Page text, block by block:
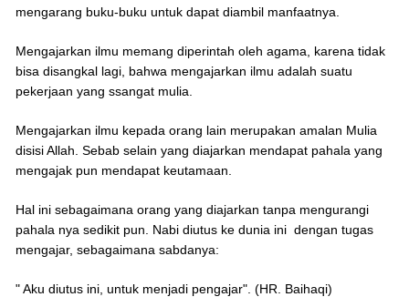
mengarang buku-buku untuk dapat diambil manfaatnya.
Mengajarkan ilmu memang diperintah oleh agama, karena tidak
bisa disangkal lagi, bahwa mengajarkan ilmu adalah suatu
pekerjaan yang ssangat mulia.
Mengajarkan ilmu kepada orang lain merupakan amalan Mulia
disisi Allah. Sebab selain yang diajarkan mendapat pahala yang
mengajak pun mendapat keutamaan.
Hal ini sebagaimana orang yang diajarkan tanpa mengurangi
pahala nya sedikit pun. Nabi diutus ke dunia ini dengan tugas
mengajar, sebagaimana sabdanya:
" Aku diutus ini, untuk menjadi pengajar". (HR. Baihaqi)